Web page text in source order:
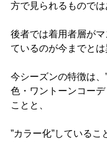
方で見られるものでは
後者では着用者層が
ているのが今までとは
今シーズンの特徴は、
色・ワントーンコー
ことと、
”カラー化”しているこ